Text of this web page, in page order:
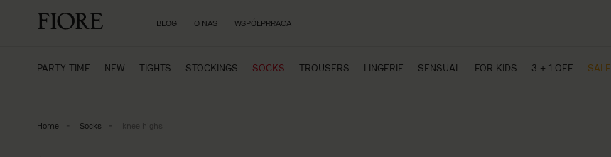
BLOG O NAS WSPÓŁPRRACA
PARTY TIME NEW TIGHTS STOCKINGS SOCKS TROUSERS LINGERIE SENSUAL FOR KIDS 3 + 1 OFF SALE
Home Socks knee highs